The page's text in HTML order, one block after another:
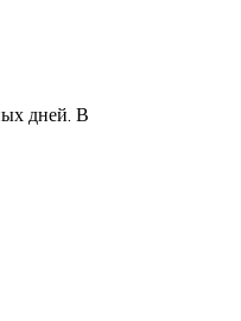
дней. В